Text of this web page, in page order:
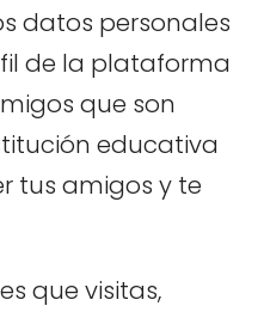
datos personales
de la plataforma
que son
educativa
tus amigos y te
que visitas,